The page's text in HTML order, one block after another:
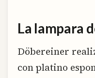
La lampara
Döbereiner
con platino